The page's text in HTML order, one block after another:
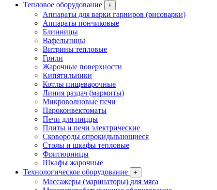
Тепловое оборудование
+
Аппараты для варки гарниров (рисоварки)
Аппараты пончиковые
Блинницы
Вафельницы
Витрины тепловые
Грили
Жарочные поверхности
Кипятильники
Котлы пищеварочные
Линия раздач (мармиты)
Микроволновые печи
Пароконвектоматы
Печи для пиццы
Плиты и печи электрические
Сковороды опрокидывающиеся
Столы и шкафы тепловые
Фритюрницы
Шкафы жарочные
Технологическое оборудование
+
Массажеры (маринаторы) для мяса